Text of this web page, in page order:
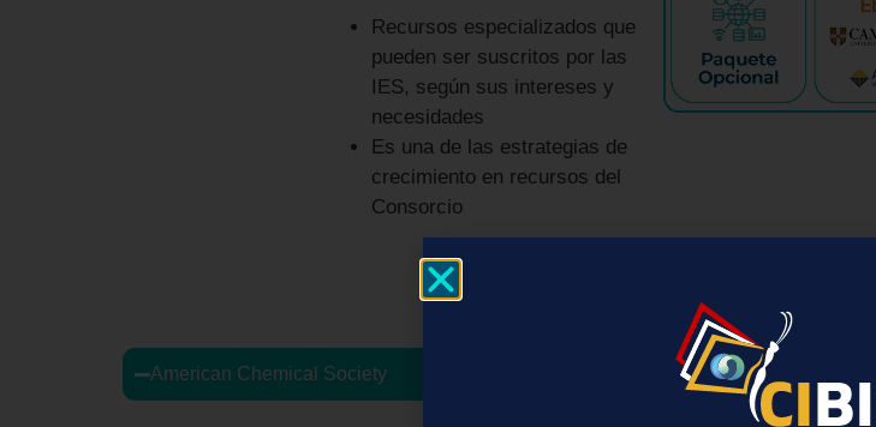
Recursos especializados que
pueden ser suscritos por las
IES, según sus intereses y
necesidades
Es una de las estrategias de
crecimiento en recursos del
Consorcio
American Chemical Society